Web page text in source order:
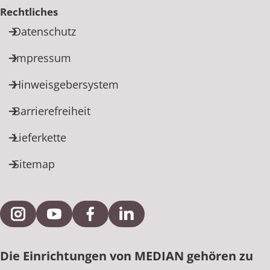
Karriere
Rechtliches
Datenschutz
Impressum
Hinweisgebersystem
Barrierefreiheit
Lieferkette
Sitemap
Externe Verlinkung zu Instagram
Externe Verlinkung zu YouTube
Externe Verlinkung zu Facebook
Externe Verlinkung zu
Die Einrichtungen von MEDIAN gehören zu